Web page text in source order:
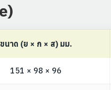
ขนาด (ย × ก × ส) มม.
151 × 98 × 96